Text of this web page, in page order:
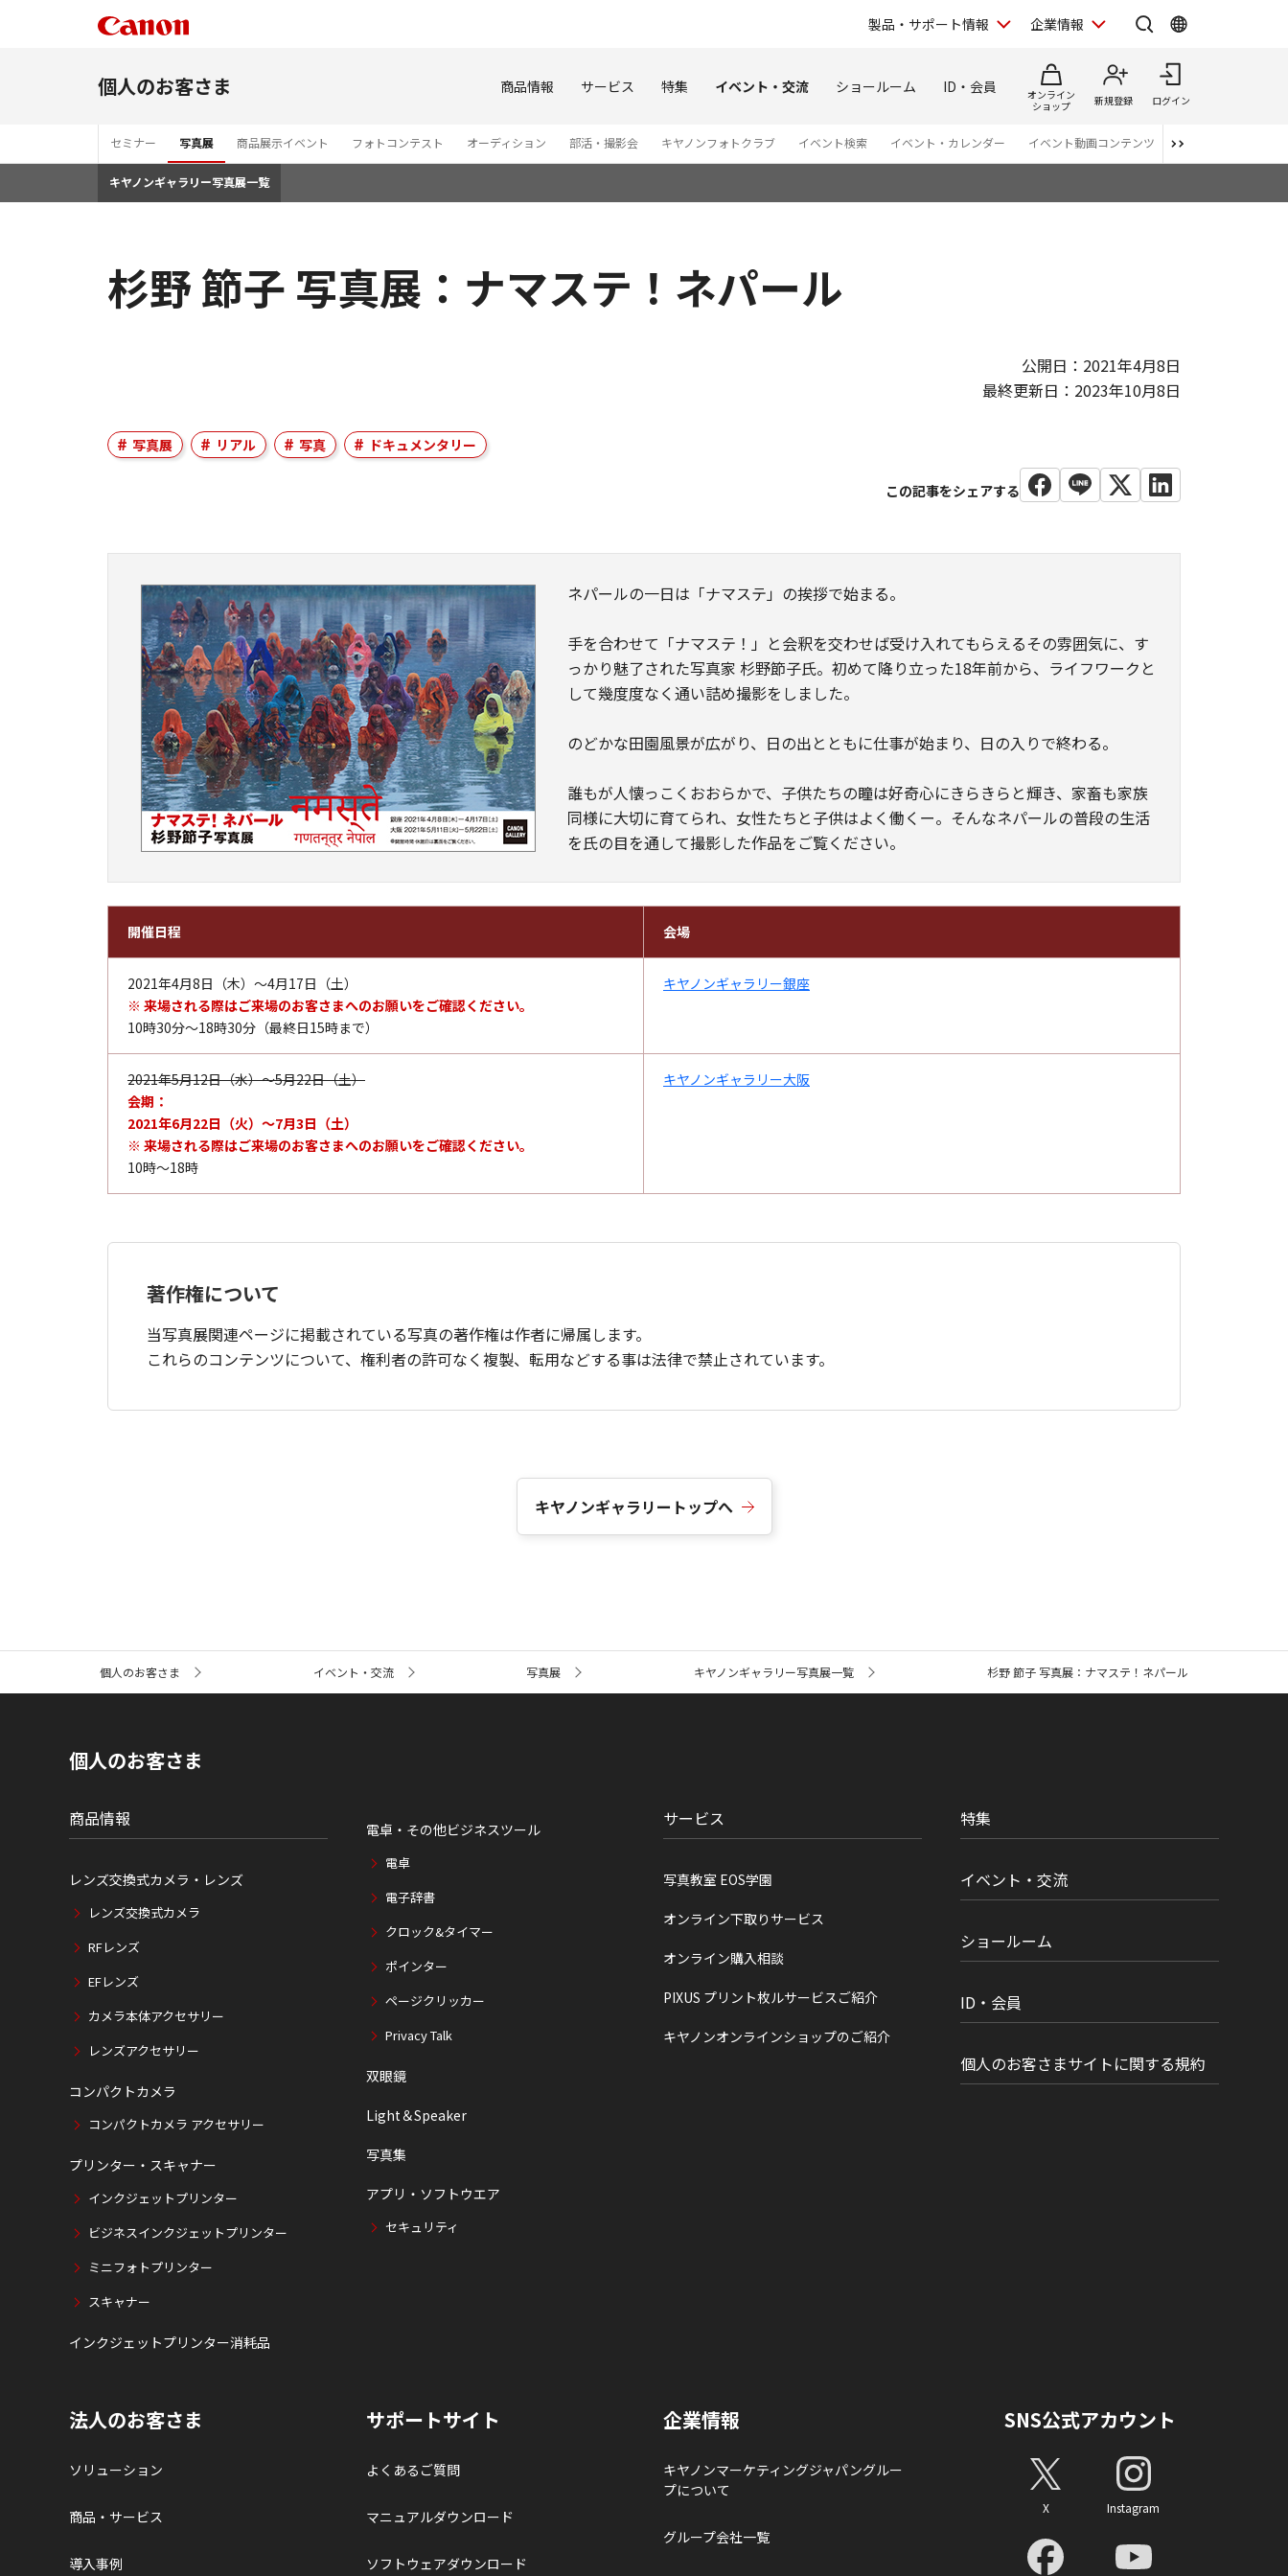
製品・サポート情報 企業情報
個人のお客さま 商品情報 サービス 特集 イベント・交流 ショールーム ID・会員
オンライン
ショップ
新規登録 ログイン
セミナー 写真展 商品展示イベント フォトコンテスト オーディション 部活・撮影会 キヤノンフォトクラブ イベント検索 イベント・カレンダー イベント動画コンテンツ 番組スタッフが語
キヤノンギャラリー写真展一覧
杉野 節子 写真展：ナマステ！ネパール
公開日：2021年4月8日
最終更新日：2023年10月8日
写真展 リアル 写真 ドキュメンタリー
ネパールの一日は「ナマステ」の挨拶で始まる。
手を合わせて「ナマステ！」と会釈を交わせば受け入れてもらえるその雰囲気に、す
っかり魅了された写真家 杉野節子氏。初めて降り立った18年前から、ライフワークと
して幾度度なく通い詰め撮影をしました。
のどかな田園風景が広がり、日の出とともに仕事が始まり、日の入りで終わる。
誰もが人懐っこくおおらかで、子供たちの瞳は好奇心にきらきらと輝き、家畜も家族
同様に大切に育てられ、女性たちと子供はよく働くー。そんなネパールの普段の生活
を氏の目を通して撮影した作品をご覧ください。
開催日程 会場
2021年4月8日（木）～4月17日（土）
※ 来場される際はご来場のお客さまへのお願いをご確認ください。
10時30分～18時30分（最終日15時まで）
キヤノンギャラリー銀座
2021年5月12日（水）～5月22日（土）
会期：
2021年6月22日（火）〜7月3日（土）
※ 来場される際はご来場のお客さまへのお願いをご確認ください。
10時～18時
キヤノンギャラリー大阪
著作権について
当写真展関連ページに掲載されている写真の著作権は作者に帰属します。
これらのコンテンツについて、権利者の許可なく複製、転用などする事は法律で禁止されています。
キヤノンギャラリートップへ
ト
個人のお客さま イベント・交流 写真展 キヤノンギャラリー写真展一覧 杉野 節子 写真展：ナマステ！ネパール
個人のお客さま
商品情報
レンズ交換式カメラ・レンズ
レンズ交換式カメラ
RFレンズ
EFレンズ
カメラ本体アクセサリー
レンズアクセサリー
コンパクトカメラ
コンパクトカメラ アクセサリー
プリンター・スキャナー
インクジェットプリンター
ビジネスインクジェットプリンター
ミニフォトプリンター
スキャナー
インクジェットプリンター消耗品
電卓・その他ビジネスツール
電卓
電子辞書
クロック&タイマー
ポインター
ページクリッカー
Privacy Talk
双眼鏡
Light＆Speaker
写真集
アプリ・ソフトウエア
セキュリティ
サービス
写真教室 EOS学園
オンライン下取りサービス
オンライン購入相談
PIXUS プリント枚ルサービスご紹介
キヤノンオンラインショップのご紹介
特集
イベント・交流
ショールーム
ID・会員
個人のお客さまサイトに関する規約
法人のお客さま
ソリューション
商品・サービス
導入事例
サポートサイト
よくあるご質問
マニュアルダウンロード
ソフトウェアダウンロード
企業情報
キヤノンマーケティングジャパングルー
プについて
グループ会社一覧
SNS公式アカウント
X Instagram